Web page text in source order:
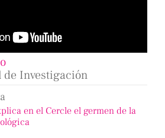
de Investigación
en el Cercle el germen de la